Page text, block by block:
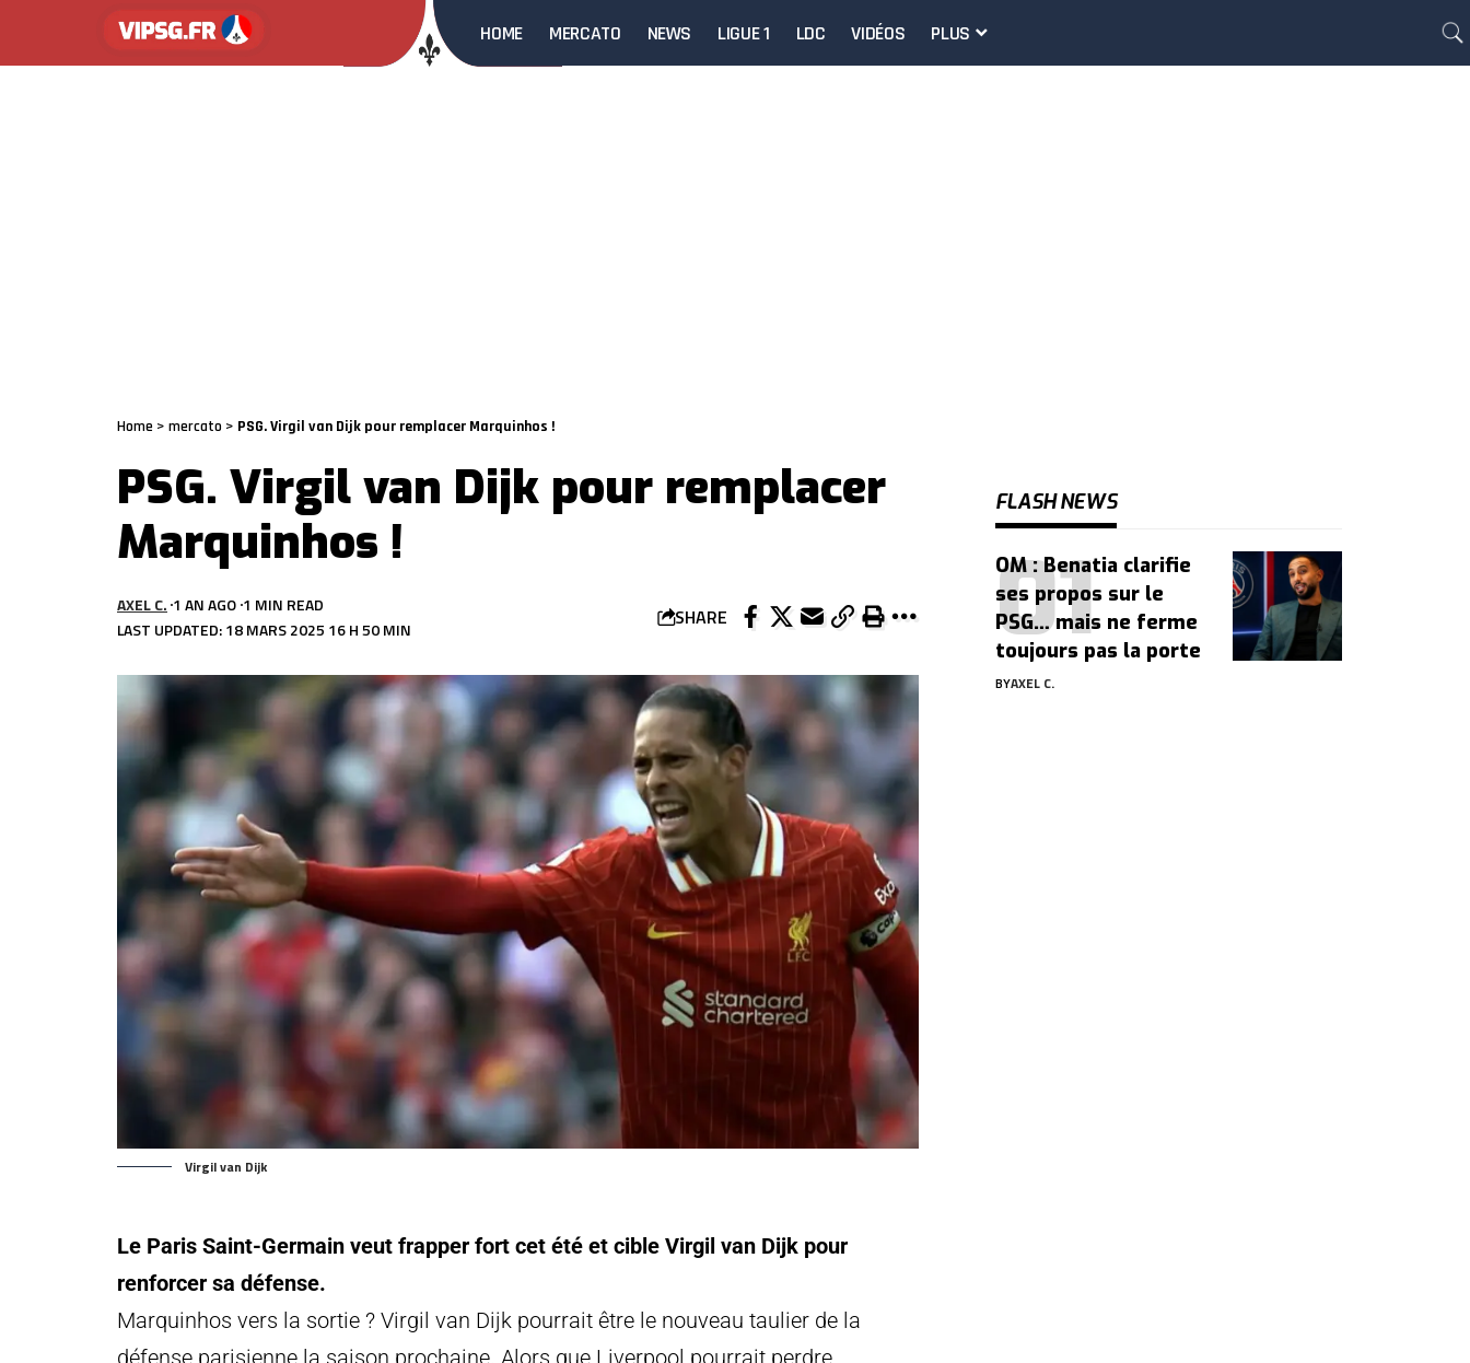
HOME MERCATO NEWS LIGUE 1 LDC VIDÉOS PLUS
Home > mercato > PSG. Virgil van Dijk pour remplacer Marquinhos !
PSG. Virgil van Dijk pour remplacer
Marquinhos !
LAST UPDATED: 18 MARS 2025 16 H 50 MIN
AXEL C. 1 AN AGO 1 MIN READ SHARE
Virgil van Dijk
Le Paris Saint-Germain veut frapper fort cet été et cible Virgil van Dijk pour
renforcer sa défense.
Marquinhos vers la sortie ? Virgil van Dijk pourrait être le nouveau taulier de la
défense parisienne la saison prochaine. Alors que Liverpool pourrait perdre
FLASH NEWS
OM : Benatia clarifie
ses propos sur le
PSG… mais ne ferme
toujours pas la porte
BYAXEL C.